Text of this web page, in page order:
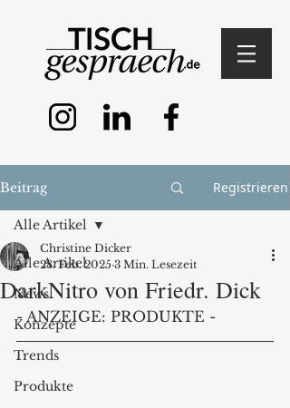
Beitrag Registrieren
Alle Artikel
News
Konzepte
Trends
Produkte
Alle Artikel
DarkNitro von Friedr. Dick
Christine Dicker
28. Feb. 2025 3 Min. Lesezeit
- ANZEIGE: PRODUKTE -